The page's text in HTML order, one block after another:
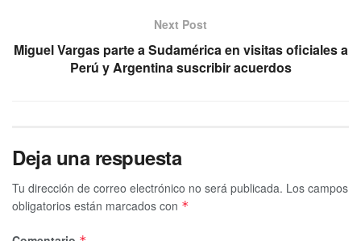
Next Post
Miguel Vargas parte a Sudamérica en visitas oficiales a
Perú y Argentina suscribir acuerdos
Deja una respuesta
Tu dirección de correo electrónico no será publicada. Los campos
obligatorios están marcados con *